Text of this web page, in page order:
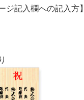
ジ記入欄への記入方】